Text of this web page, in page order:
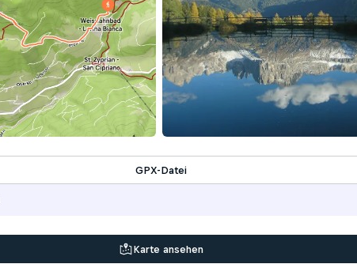
GPX-Datei
Karte ansehen